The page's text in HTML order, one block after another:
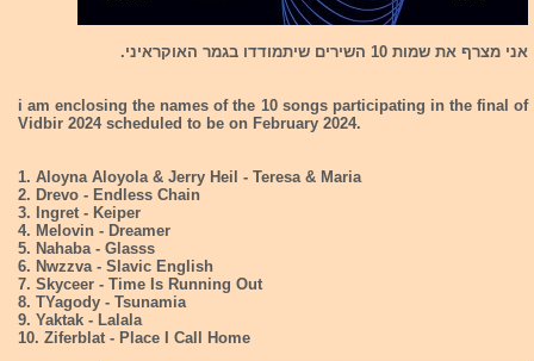
אני מצרף את שמות 10 השירים שיתמודדו בגמר האוקראיני.
i am enclosing the names of the 10 songs participating in the final of
Vidbir 2024 scheduled to be on February 2024.
1. Aloyna Aloyola & Jerry Heil - Teresa & Maria
2. Drevo - Endless Chain
3. Ingret - Keiper
4. Melovin - Dreamer
5. Nahaba - Glasss
6. Nwzzva - Slavic English
7. Skyceer - Time Is Running Out
8. TYagody - Tsunamia
9. Yaktak - Lalala
10. Ziferblat - Place I Call Home